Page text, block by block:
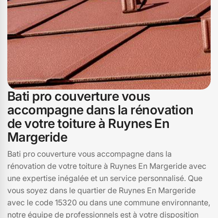
Bati pro couverture vous
accompagne dans la rénovation
de votre toiture à Ruynes En
Margeride
Bati pro couverture vous accompagne dans la
rénovation de votre toiture à Ruynes En Margeride avec
une expertise inégalée et un service personnalisé. Que
vous soyez dans le quartier de Ruynes En Margeride
avec le code 15320 ou dans une commune environnante,
notre équipe de professionnels est à votre disposition